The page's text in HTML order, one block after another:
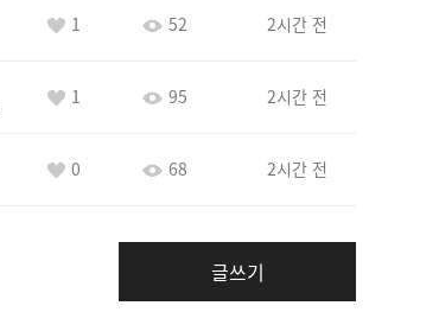
1 52 2시간 전
1 95 2시간 전
0 68 2시간 전
글쓰기